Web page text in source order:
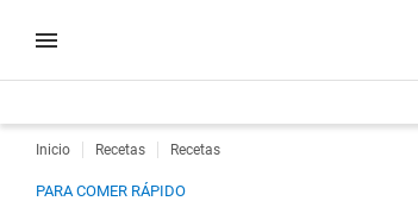
Inicio Recetas Recetas
PARA COMER RÁPIDO